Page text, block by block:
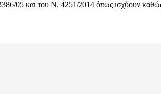
05 και του Ν. 4251/2014 όπως ισχύουν